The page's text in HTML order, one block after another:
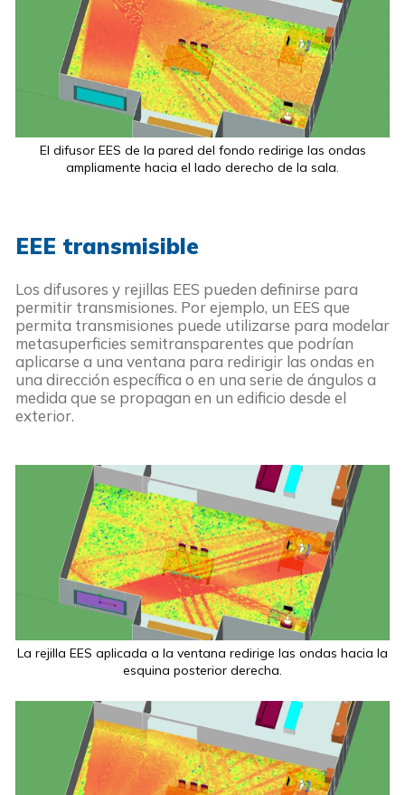
El difusor EES de la pared del fondo redirige las ondas
ampliamente hacia el lado derecho de la sala.
EEE transmisible
Los difusores y rejillas EES pueden definirse para
permitir transmisiones. Por ejemplo, un EES que
permita transmisiones puede utilizarse para modelar
metasuperficies semitransparentes que podrían
aplicarse a una ventana para redirigir las ondas en
una dirección específica o en una serie de ángulos a
medida que se propagan en un edificio desde el
exterior.
La rejilla EES aplicada a la ventana redirige las ondas hacia la
esquina posterior derecha.